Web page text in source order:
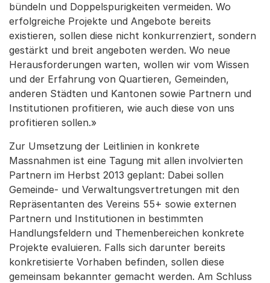
bündeln und Doppelspurigkeiten vermeiden. Wo
erfolgreiche Projekte und Angebote bereits
existieren, sollen diese nicht konkurrenziert, sondern
gestärkt und breit angeboten werden. Wo neue
Herausforderungen warten, wollen wir vom Wissen
und der Erfahrung von Quartieren, Gemeinden,
anderen Städten und Kantonen sowie Partnern und
Institutionen profitieren, wie auch diese von uns
profitieren sollen.»
Zur Umsetzung der Leitlinien in konkrete
Massnahmen ist eine Tagung mit allen involvierten
Partnern im Herbst 2013 geplant: Dabei sollen
Gemeinde- und Verwaltungsvertretungen mit den
Repräsentanten des Vereins 55+ sowie externen
Partnern und Institutionen in bestimmten
Handlungsfeldern und Themenbereichen konkrete
Projekte evaluieren. Falls sich darunter bereits
konkretisierte Vorhaben befinden, sollen diese
gemeinsam bekannter gemacht werden. Am Schluss